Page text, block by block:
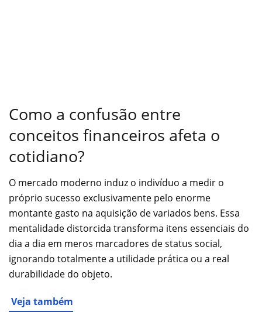
Como a confusão entre
conceitos financeiros afeta o
cotidiano?
O mercado moderno induz o indivíduo a medir o
próprio sucesso exclusivamente pelo enorme
montante gasto na aquisição de variados bens. Essa
mentalidade distorcida transforma itens essenciais do
dia a dia em meros marcadores de status social,
ignorando totalmente a utilidade prática ou a real
durabilidade do objeto.
Veja também